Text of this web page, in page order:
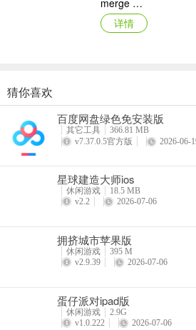
旅行收藏：收集来自全球各地的精美卡牌！
帮助奥斯汀、艾莎和温斯顿修复现代管家
merge dragons ios版
详情
月兔漫游苹果版
详情
猜你喜欢
百度网盘绿色免安装版
其它工具
366.81 MB
v7.37.0.5官方版
2026-06-
星球建造大师ios
休闲游戏
18.5 MB
v2.2
2026-07-06
拥挤城市苹果版
休闲游戏
395 M
v2.9.39
2026-07-06
蛋仔派对ipad版
休闲游戏
2.9G
v1.0.222
2026-07-06